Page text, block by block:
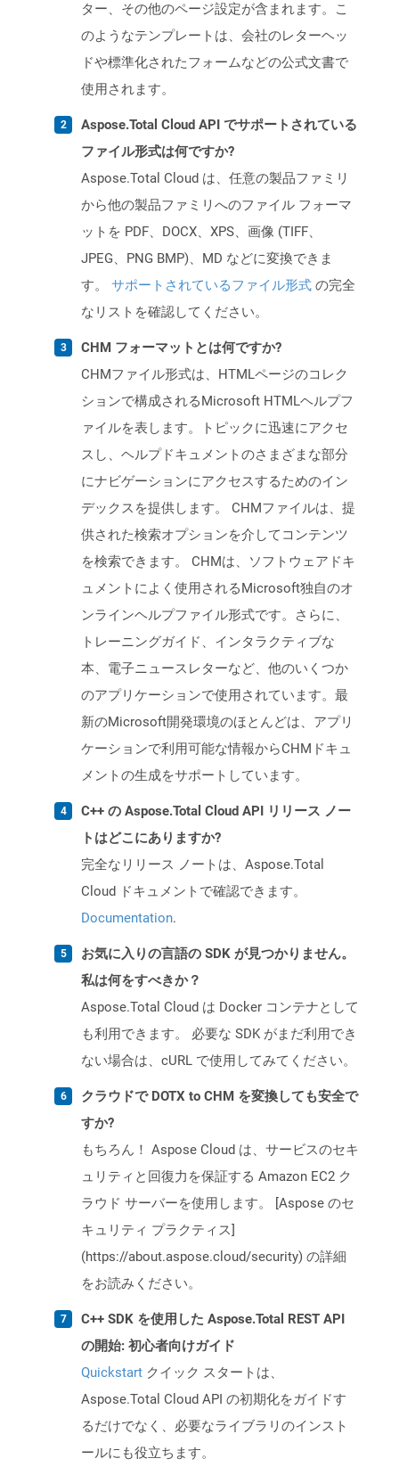
ター、その他のページ設定が含まれます。こ
のようなテンプレートは、会社のレターヘッ
ドや標準化されたフォームなどの公式文書で
使用されます。
Aspose.Total Cloud API でサポートされている
ファイル形式は何ですか?
Aspose.Total Cloud は、任意の製品ファミリ
から他の製品ファミリへのファイル フォーマ
ットを PDF、DOCX、XPS、画像 (TIFF、
JPEG、PNG BMP)、MD などに変換できま
す。 サポートされているファイル形式 の完全
なリストを確認してください。
CHM フォーマットとは何ですか?
CHMファイル形式は、HTMLページのコレク
ションで構成されるMicrosoft HTMLヘルプフ
ァイルを表します。トピックに迅速にアクセ
スし、ヘルプドキュメントのさまざまな部分
にナビゲーションにアクセスするためのイン
デックスを提供します。 CHMファイルは、提
供された検索オプションを介してコンテンツ
を検索できます。 CHMは、ソフトウェアドキ
ュメントによく使用されるMicrosoft独自のオ
ンラインヘルプファイル形式です。さらに、
トレーニングガイド、インタラクティブな
本、電子ニュースレターなど、他のいくつか
のアプリケーションで使用されています。最
新のMicrosoft開発環境のほとんどは、アプリ
ケーションで利用可能な情報からCHMドキュ
メントの生成をサポートしています。
C++ の Aspose.Total Cloud API リリース ノー
トはどこにありますか?
完全なリリース ノートは、Aspose.Total
Cloud ドキュメントで確認できます。
Documentation.
お気に入りの言語の SDK が見つかりません。
私は何をすべきか？
Aspose.Total Cloud は Docker コンテナとして
も利用できます。 必要な SDK がまだ利用でき
ない場合は、cURL で使用してみてください。
クラウドで DOTX to CHM を変換しても安全で
すか?
もちろん！ Aspose Cloud は、サービスのセキ
ュリティと回復力を保証する Amazon EC2 ク
ラウド サーバーを使用します。 [Aspose のセ
キュリティ プラクティス]
(https://about.aspose.cloud/security) の詳細
をお読みください。
C++ SDK を使用した Aspose.Total REST API
の開始: 初心者向けガイド
Quickstart クイック スタートは、
Aspose.Total Cloud API の初期化をガイドす
るだけでなく、必要なライブラリのインスト
ールにも役立ちます。